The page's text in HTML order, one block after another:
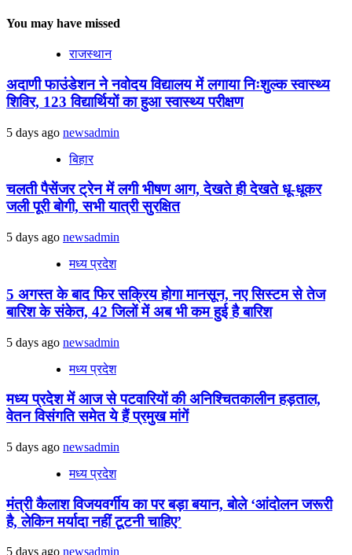
You may have missed
राजस्थान
अदाणी फाउंडेशन ने नवोदय विद्यालय में लगाया निःशुल्क स्वास्थ्य
शिविर, 123 विद्यार्थियों का हुआ स्वास्थ्य परीक्षण
5 days ago newsadmin
बिहार
चलती पैसेंजर ट्रेन में लगी भीषण आग, देखते ही देखते धू-धूकर
जली पूरी बोगी, सभी यात्री सुरक्षित
5 days ago newsadmin
मध्य प्रदेश
5 अगस्त के बाद फिर सक्रिय होगा मानसून, नए सिस्टम से तेज
बारिश के संकेत, 42 जिलों में अब भी कम हुई है बारिश
5 days ago newsadmin
मध्य प्रदेश
मध्य प्रदेश में आज से पटवारियों की अनिश्चितकालीन हड़ताल,
वेतन विसंगति समेत ये हैं प्रमुख मांगें
5 days ago newsadmin
मध्य प्रदेश
मंत्री कैलाश विजयवर्गीय का पर बड़ा बयान, बोले ‘आंदोलन जरूरी
है, लेकिन मर्यादा नहीं टूटनी चाहिए’
5 days ago newsadmin